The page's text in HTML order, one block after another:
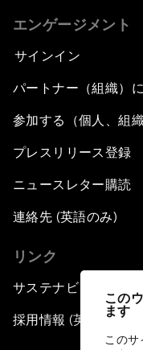
この
ます
この
エンゲージメント
サインイン
パートナー（組織）
参加する（個人、組織
プレスリリース登録
ニュースレター購読
連絡先 (英語のみ)
リンク
サステナビリティへの
採用情報 (英語のみ)